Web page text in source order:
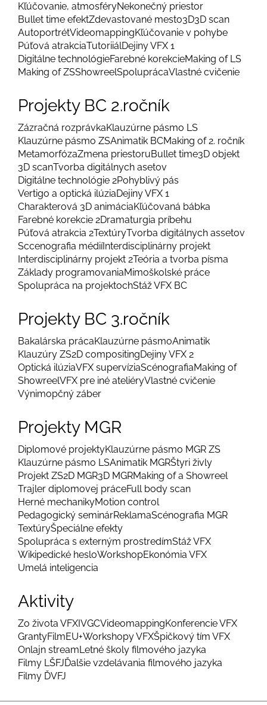
Kľúčovanie, atmosféryNekonečný priestor
Bullet time efektZdevastované mesto3D3D scan
AutoportrétVideomappingKľúčovanie v pohybe
Púťová atrakciaTutoriiálDejiny VFX 1
Digitálne technológieFarebné korekcieMaking of LS
Making of ZSShowreelSpoluprácaVlastné cvičenie
Projekty BC 2.ročník
Zázračná rozprávkaKlauzúrne pásmo LS
Klauzúrne pásmo ZSAnimatik BCMaking of 2. ročník
MetamorfózaZmena priestoruBullet time3D objekt
3D scanTvorba digitálnych asetov
Digitálne technológie 2Pohyblivý pás
Vertigo a optická ilúziaDejiny VFX 1
Charakterová 3D animáciaKľúčovaná bábka
Farebné korekcie 2Dramaturgia príbehu
Púťová atrakcia 2TextúryTvorba digitálnych assetov
Sccenografia médiíInterdisciplinárny projekt
Interdisciplinárny projekt 2Teória a tvorba písma
Základy programovaniaMimoškolské práce
Spolupráca na projektochStáž VFX BC
Projekty BC 3.ročník
Bakalárska prácaKlauzúrne pásmoAnimatik
Klauzúry ZS2D compositingDejiny VFX 2
Optická ilúziaVFX supervíziaScénografiaMaking of
ShowreelVFX pre iné ateliéryVlastné cvičenie
Výnimopčný záber
Projekty MGR
Diplomové projektyKlauzúrne pásmo MGR ZS
Klauzúrne pásmo LSAnimatik MGRŠtyri živly
Projekt ZS2D MGR3D MGRMaking of a Showreel
Trajler diplomovej práceFull body scan
Herné mechanikyMotion control
Pedagogický seminárReklamaScénografia MGR
TextúryŠpeciálne efekty
Spolupráca s externým prostredímStáž VFX
Wikipedické hesloWorkshopEkonómia VFX
Umelá inteligencia
Aktivity
Zo života VFXIVGCVideomappingKonferencie VFX
GrantyFilmEU+Workshopy VFXŠpičkový tím VFX
Onlajn streamLetné školy filmového jazyka
Filmy LŠFJĎalšie vzdelávania filmového jazyka
Filmy ĎVFJ